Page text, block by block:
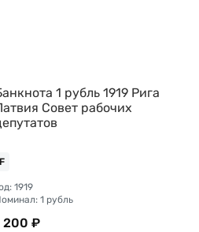
1 рубль 1919 Рига
Совет рабочих
F
1919
1 рубль
200 ₽